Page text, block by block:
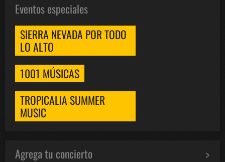
Eventos especiales
SIERRA NEVADA POR TODO
LO ALTO
1001 MÚSICAS
TROPICALIA SUMMER
MUSIC
Agrega tu concierto